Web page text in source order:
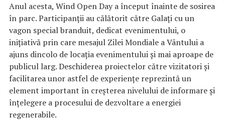
Anul acesta, Wind Open Day a început înainte de sosirea
în parc. Participanții au călătorit către Galați cu un
vagon special branduit, dedicat evenimentului, o
inițiativă prin care mesajul Zilei Mondiale a Vântului a
ajuns dincolo de locația evenimentului și mai aproape de
publicul larg. Deschiderea proiectelor către vizitatori și
facilitarea unor astfel de experiențe reprezintă un
element important în creșterea nivelului de informare și
înțelegere a procesului de dezvoltare a energiei
regenerabile.